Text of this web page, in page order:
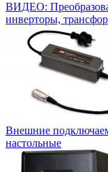
ВИДЕО:
инверторы,
Внешние
настольные